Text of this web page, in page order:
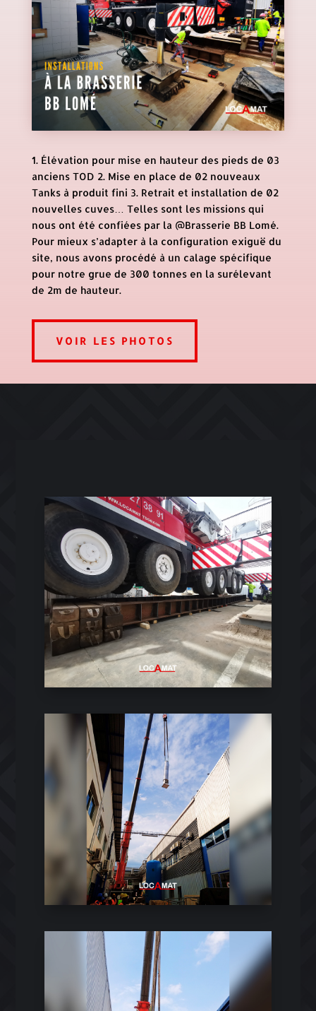
1. Élévation pour mise en hauteur des pieds de 03
anciens TOD 2. Mise en place de 02 nouveaux
Tanks à produit fini 3. Retrait et installation de 02
nouvelles cuves… Telles sont les missions qui
nous ont été confiées par la @Brasserie BB Lomé.
Pour mieux s’adapter à la configuration exiguë du
site, nous avons procédé à un calage spécifique
pour notre grue de 300 tonnes en la surélevant
de 2m de hauteur.
VOIR LES PHOTOS